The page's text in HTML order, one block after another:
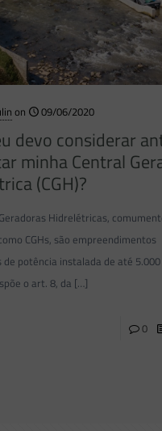
on 09/06/2020
devo considerar
minha Central
(CGH)?
Hidrelétricas,
CGHs, são empreendimentos
potência instalada de até 5.000
o art. 8, da […]
0